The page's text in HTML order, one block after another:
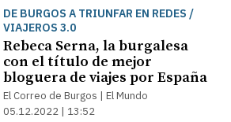
DE BURGOS A TRIUNFAR EN REDES /
VIAJEROS 3.0
Rebeca Serna, la burgalesa
con el título de mejor
bloguera de viajes por España
El Correo de Burgos | El Mundo
05.12.2022 | 13:52